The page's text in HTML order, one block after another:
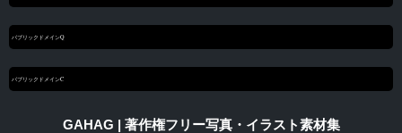
パブリックドメインQ
パブリックドメインC
GAHAG | 著作権フリー写真・イラスト素材集